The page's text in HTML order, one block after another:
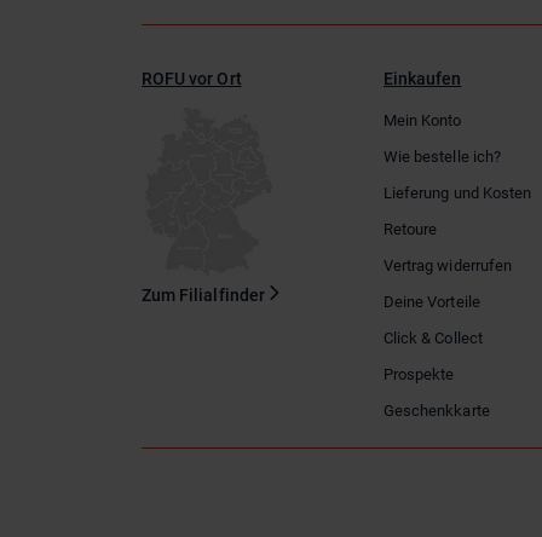
ROFU vor Ort
Zum Filialfinder
Einkaufen
Mein Konto
Wie bestelle ich?
Lieferung und Kosten
Retoure
Vertrag widerrufen
Deine Vorteile
Click & Collect
Prospekte
Geschenkkarte